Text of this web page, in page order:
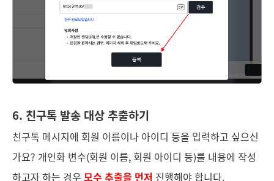
6. 친구톡 발송 대상 추출하기
친구톡 메시지에 회원 이름이나 아이디 등을 입력하고 싶으신
가요? 개인화 변수(회원 이름, 회원 아이디 등)를 내용에 작성
하고자 하는 경우 모수 추출을 먼저 진행해야 합니다.